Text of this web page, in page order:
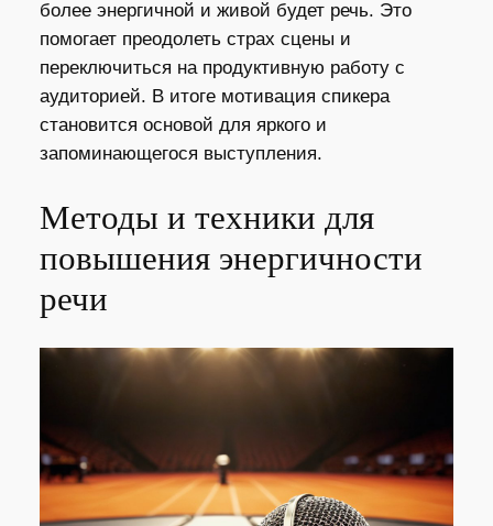
более энергичной и живой будет речь. Это
помогает преодолеть страх сцены и
переключиться на продуктивную работу с
аудиторией. В итоге мотивация спикера
становится основой для яркого и
запоминающегося выступления.
Методы и техники для
повышения энергичности
речи